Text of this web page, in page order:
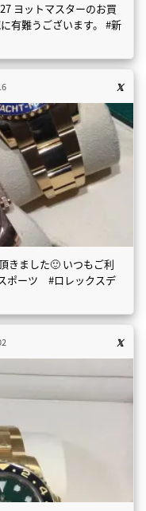
ヨットマスターのお買
有難うございます。 #新
きました🙂 いつもご利
ポーツ #ロレックスデ